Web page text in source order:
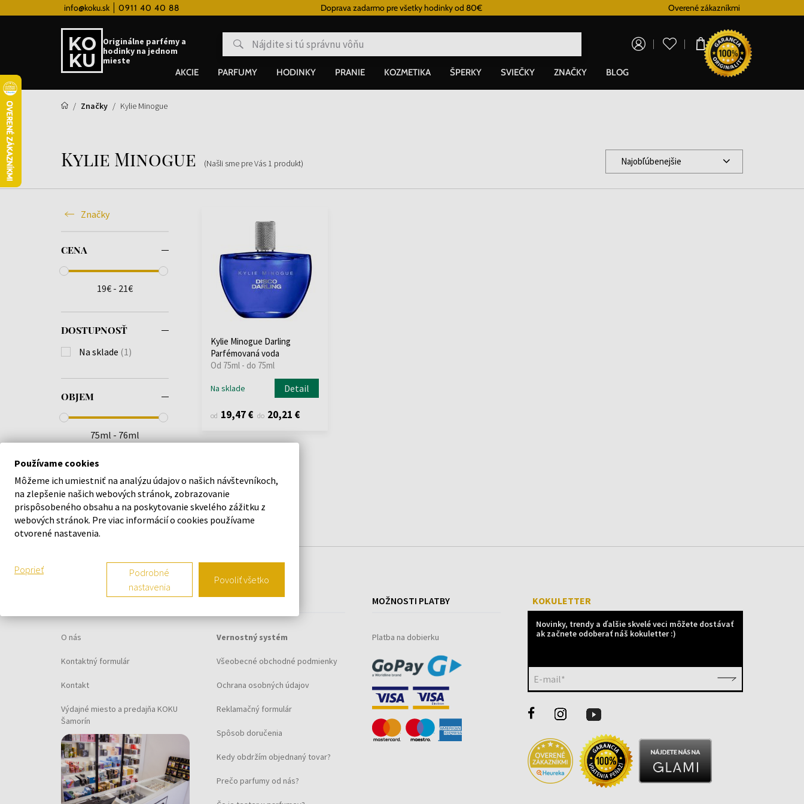
info@koku.sk 0911 40 40 88Vernostný systém Doprava zadarmo pre všetky hodinky od 80€ Overené zákazníkmi
Originálne parfémy a
hodinky na jednom
mieste
0,00 €
AKCIE PARFUMY HODINKY PRANIE KOZMETIKA ŠPERKY SVIEČKY ZNAČKY BLOG
Značky Kylie Minogue
Kylie Minogue (Našli sme pre Vás 1 produkt) Najobľúbenejšie
Značky
CENA
19€ - 21€
DOSTUPNOSŤ
Na sklade (1)
OBJEM
75ml - 76ml
Kylie Minogue Darling
Parfémovaná voda
Od 75ml - do 75ml
Na sklade Detail
od 19,47 € do 20,21 €
O SPOLOČNOSTI
O nás
Kontaktný formulár
Kontakt
Výdajné miesto a predajňa KOKU
Šamorín
VŠETKO O NÁKUPE
Vernostný systém
Všeobecné obchodné podmienky
Ochrana osobných údajov
Reklamačný formulár
Spôsob doručenia
Kedy obdržím objednaný tovar?
Prečo parfumy od nás?
MOŽNOSTI PLATBY
Platba na dobierku
KOKULETTER
Novinky, trendy a ďalšie skvelé veci môžete dostávať
ak začnete odoberať náš kokuletter :)
E-mail*
Používame cookies
Môžeme ich umiestniť na analýzu údajov o našich návštevníkoch,
na zlepšenie našich webových stránok, zobrazovanie
prispôsobeného obsahu a na poskytovanie skvelého zážitku z
webových stránok. Pre viac informácií o cookies používame
otvorené nastavenia.
Poprieť
Podrobné
nastavenia
Povoliť všetko